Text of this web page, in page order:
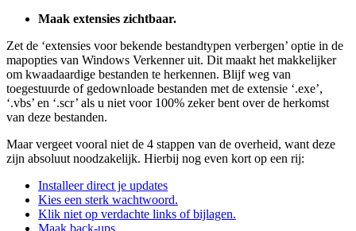
Maak extensies zichtbaar.
Zet de ‘extensies voor bekende bestandtypen verbergen’ optie in de
mapopties van Windows Verkenner uit. Dit maakt het makkelijker
om kwaadaardige bestanden te herkennen. Blijf weg van
toegestuurde of gedownloade bestanden met de extensie ‘.exe’,
‘.vbs’ en ‘.scr’ als u niet voor 100% zeker bent over de herkomst
van deze bestanden.
Maar vergeet vooral niet de 4 stappen van de overheid, want deze
zijn absoluut noodzakelijk. Hierbij nog even kort op een rij:
Installeer direct je updates
Kies een sterk wachtwoord.
Klik niet op verdachte links of bijlagen.